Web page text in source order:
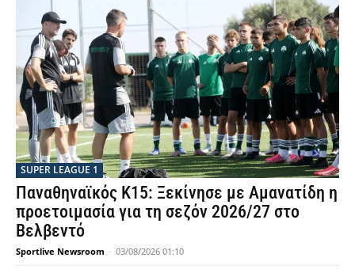
SUPER LEAGUE 1
Παναθηναϊκός Κ15: Ξεκίνησε με Αμανατίδη η
προετοιμασία για τη σεζόν 2026/27 στο
Βελβεντό
Sportlive Newsroom - 03/08/2026 01:10